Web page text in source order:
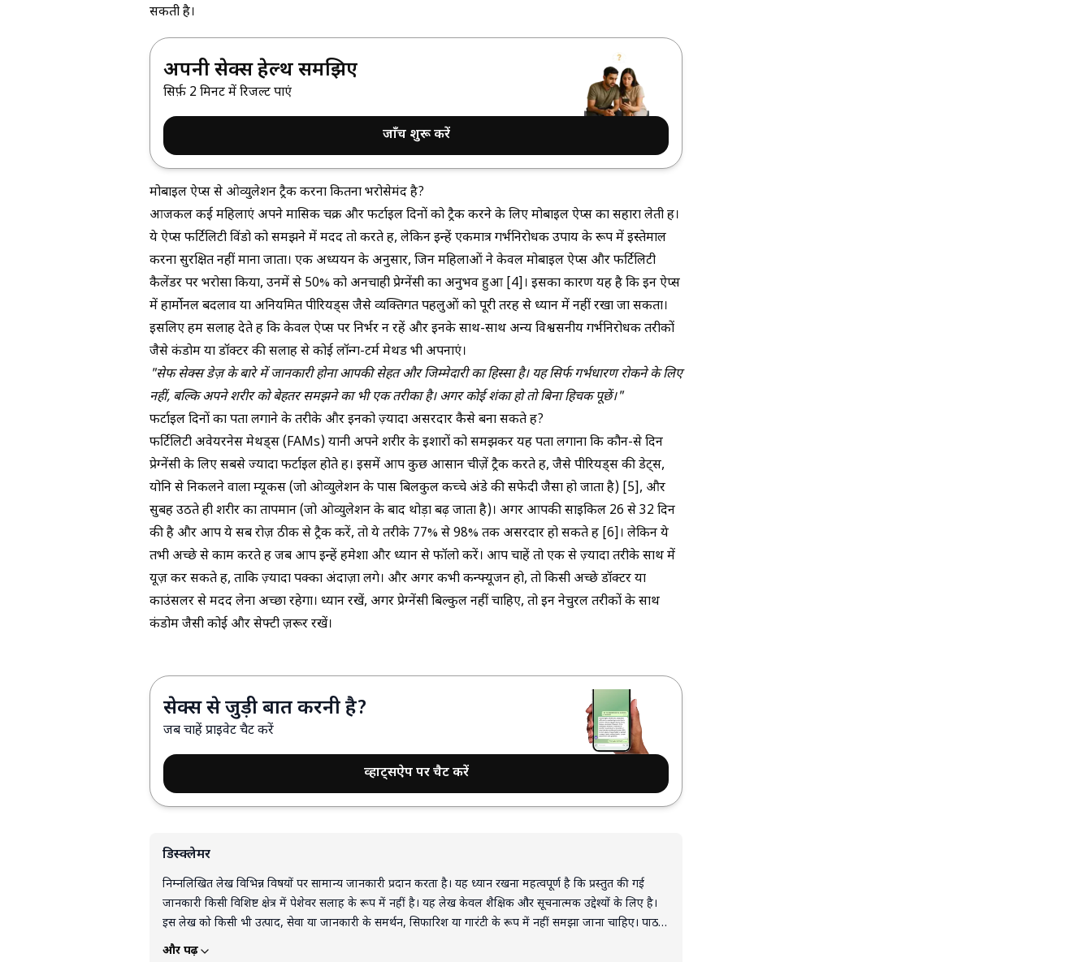
सकती है।
अपनी सेक्स हेल्थ समझिए
सिर्फ़ 2 मिनट में रिजल्ट पाएं
जाँच शुरू करें
मोबाइल ऐप्स से ओव्युलेशन ट्रैक करना कितना भरोसेमंद है?
आजकल कई महिलाएं अपने मासिक चक्र और फर्टाइल दिनों को ट्रैक करने के लिए मोबाइल ऐप्स का सहारा लेती हैं।
ये ऐप्स फर्टिलिटी विंडो को समझने में मदद तो करते हैं, लेकिन इन्हें एकमात्र गर्भनिरोधक उपाय के रूप में इस्तेमाल
करना सुरक्षित नहीं माना जाता। एक अध्ययन के अनुसार, जिन महिलाओं ने केवल मोबाइल ऐप्स और फर्टिलिटी
कैलेंडर पर भरोसा किया, उनमें से 50% को अनचाही प्रेग्नेंसी का अनुभव हुआ [4] । इसका कारण यह है कि इन ऐप्स
में हार्मोनल बदलाव या अनियमित पीरियड्स जैसे व्यक्तिगत पहलुओं को पूरी तरह से ध्यान में नहीं रखा जा सकता।
इसलिए हम सलाह देते हैं कि केवल ऐप्स पर निर्भर न रहें और इनके साथ-साथ अन्य विश्वसनीय गर्भनिरोधक तरीकों
जैसे कंडोम या डॉक्टर की सलाह से कोई लॉन्ग-टर्म मेथड भी अपनाएं।
"सेफ सेक्स डेज़ के बारे में जानकारी होना आपकी सेहत और जिम्मेदारी का हिस्सा है। यह सिर्फ गर्भधारण रोकने के लिए
नहीं, बल्कि अपने शरीर को बेहतर समझने का भी एक तरीका है। अगर कोई शंका हो तो बिना हिचक पूछें।"
फर्टाइल दिनों का पता लगाने के तरीके और इनको ज़्यादा असरदार कैसे बना सकते हैं?
फर्टिलिटी अवेयरनेस मेथड्स (FAMs) यानी अपने शरीर के इशारों को समझकर यह पता लगाना कि कौन-से दिन
प्रेग्नेंसी के लिए सबसे ज्यादा फर्टाइल होते हैं। इसमें आप कुछ आसान चीज़ें ट्रैक करते हैं, जैसे पीरियड्स की डेट्स,
योनि से निकलने वाला म्यूकस (जो ओव्युलेशन के पास बिलकुल कच्चे अंडे की सफेदी जैसा हो जाता है) [5], और
सुबह उठते ही शरीर का तापमान (जो ओव्युलेशन के बाद थोड़ा बढ़ जाता है)। अगर आपकी साइकिल 26 से 32 दिन
की है और आप ये सब रोज़ ठीक से ट्रैक करें, तो ये तरीके 77% से 98% तक असरदार हो सकते हैं [6] । लेकिन ये
तभी अच्छे से काम करते हैं जब आप इन्हें हमेशा और ध्यान से फॉलो करें। आप चाहें तो एक से ज़्यादा तरीके साथ में
यूज़ कर सकते हैं, ताकि ज़्यादा पक्का अंदाज़ा लगे। और अगर कभी कन्फ्यूजन हो, तो किसी अच्छे डॉक्टर या
काउंसलर से मदद लेना अच्छा रहेगा। ध्यान रखें, अगर प्रेग्नेंसी बिल्कुल नहीं चाहिए, तो इन नेचुरल तरीकों के साथ
कंडोम जैसी कोई और सेफ्टी ज़रूर रखें।
सेक्स से जुड़ी बात करनी है?
जब चाहें प्राइवेट चैट करें
व्हाट्सऐप पर चैट करें
डिस्क्लेमर
निम्नलिखित लेख विभिन्न विषयों पर सामान्य जानकारी प्रदान करता है। यह ध्यान रखना महत्वपूर्ण है कि प्रस्तुत की गई
जानकारी किसी विशिष्ट क्षेत्र में पेशेवर सलाह के रूप में नहीं है। यह लेख केवल शैक्षिक और सूचनात्मक उद्देश्यों के लिए है।
इस लेख को किसी भी उत्पाद, सेवा या जानकारी के समर्थन, सिफारिश या गारंटी के रूप में नहीं समझा जाना चाहिए। पाठक
इस ब्लॉग में दी गई जानकारी के आधार पर लिए गए निर्णयों और कार्यों के लिए पूरी तरह स्वयं जिम्मेदार हैं। लेख में दी गई
और पढ़ें